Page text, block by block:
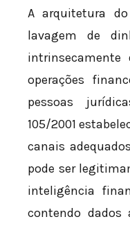
A arquitetura
lavagem de
operações
pessoas
105/2001
canais
pode ser
inteligência
contendo dados